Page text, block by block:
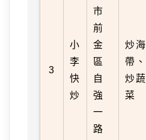
3
小
李
快
炒
市
前
金
區
自
強
一
路
炒海
帶、
炒蔬
菜